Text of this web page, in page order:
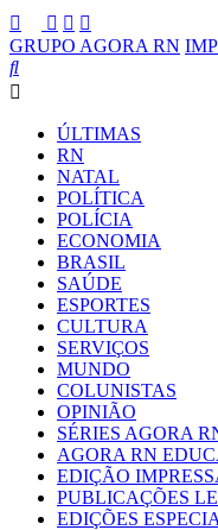
GRUPO AGORA RN
ÚLTIMAS
RN
NATAL
POLÍTICA
POLÍCIA
ECONOMIA
BRASIL
SAÚDE
ESPORTES
CULTURA
SERVIÇOS
MUNDO
COLUNISTAS
OPINIÃO
SÉRIES AGORA
AGORA RN
EDIÇÃO
PUBLICAÇÕES
EDIÇÕES